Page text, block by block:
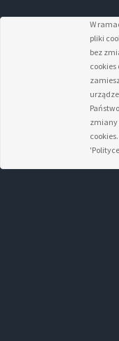
W
pliki
bez
cookies
zmiany